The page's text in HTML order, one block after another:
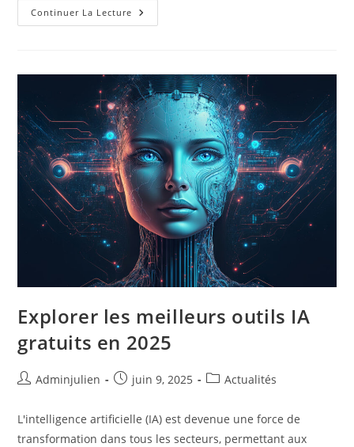
Continuer La Lecture L’essor
Des
2025
Explorer les meilleurs outils IA
gratuits en 2025
Auteur/autrice
la
publication :
Adminjulien
Publication
juin 9, 2025
PostActualités
L'intelligence artificielle (IA) est devenue une force de
transformation dans tous les secteurs, permettant aux